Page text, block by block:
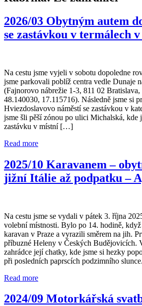
2026/03 Obytným autem
se zastávkou v termálech
Na cestu jsme vyjeli v sobotu dopoledne
jsme parkovali poblíž centra vedle Dunaje
(Fajnorovo nábrežie 1-3, 811 02
48.140030, 17.115716). Následně jsme si
Hviezdoslavovo náměstí se zastávkou v
jsme šli pěší zónou po ulici Michalská, kde
zastávku v místní […]
Read more
2025/10 Karavanem –
jižní Itálie až podpatku –
Na cestu jsme se vydali v pátek 3. října
volební místnosti. Bylo po 14. hodině, když
karavan v Praze a vyrazili směrem na jih.
příbuzné Heleny v Českých Budějovicích.
zahrádce její chatky, kde jsme si hezky
při posledních paprscích podzimního
Read more
2024/09 Motorkářská